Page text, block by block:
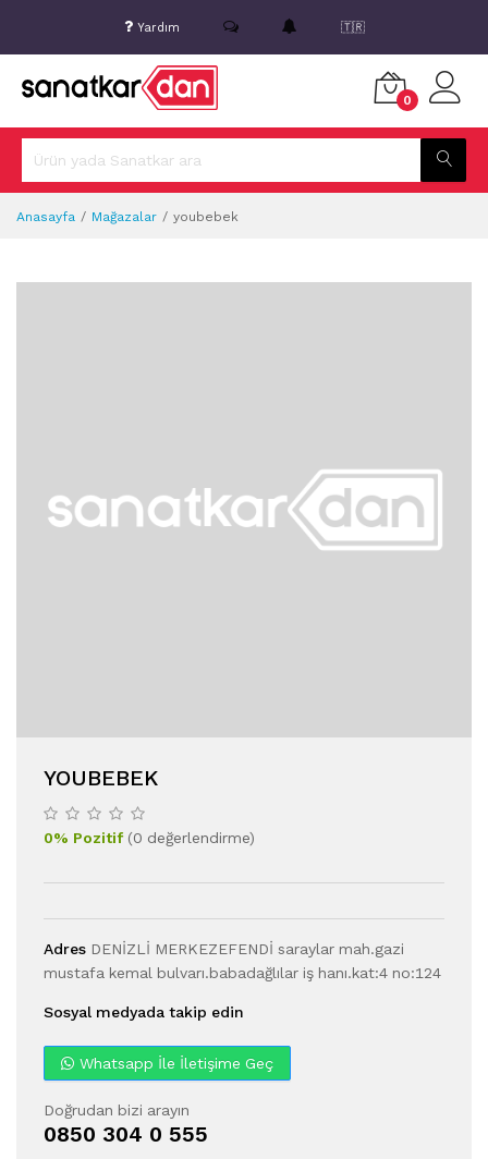
Yardım 🇹🇷
0
Anasayfa Mağazalar youbebek
YOUBEBEK
0% Pozitif(0 değerlendirme)
Adres DENİZLİ MERKEZEFENDİ saraylar mah.gazi
mustafa kemal bulvarı.babadağlılar iş hanı.kat:4 no:124
Sosyal medyada takip edin
Whatsapp İle İletişime Geç
Doğrudan bizi arayın
0850 304 0 555